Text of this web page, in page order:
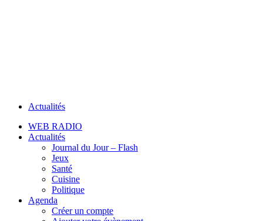
Actualités
WEB RADIO
Actualités
Journal du Jour – Flash
Jeux
Santé
Cuisine
Politique
Agenda
Créer un compte